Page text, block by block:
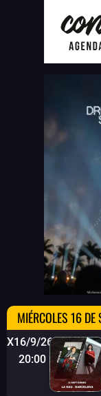
MIÉRCOLES 16 DE
X16/9/26
20:00